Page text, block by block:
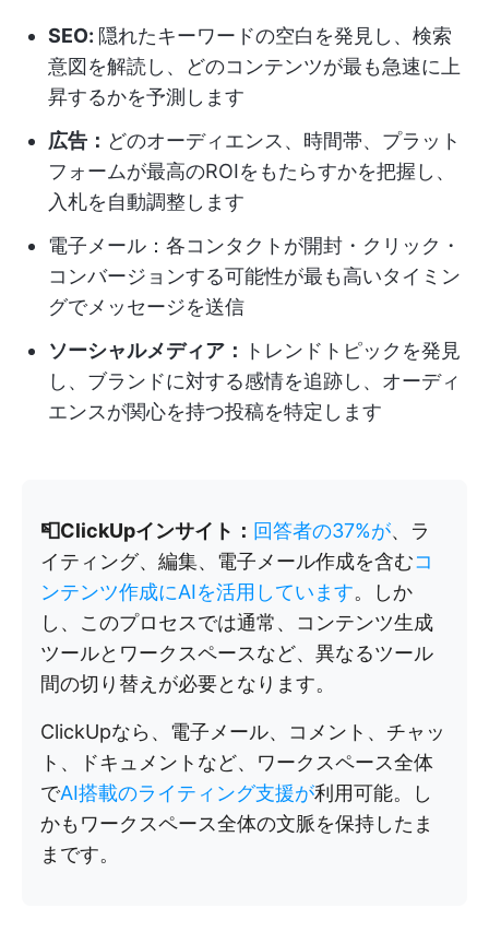
SEO: 隠れたキーワードの空白を発見し、検索
意図を解読し、どのコンテンツが最も急速に上
昇するかを予測します
広告： どのオーディエンス、時間帯、プラット
フォームが最高のROIをもたらすかを把握し、
入札を自動調整します
電子メール：各コンタクトが開封・クリック・
コンバージョンする可能性が最も高いタイミン
グでメッセージを送信
ソーシャルメディア：
トレンドトピックを発見
し、ブランドに対する感情を追跡し、オーディ
エンスが関心を持つ投稿を特定します
📮ClickUpインサイト： 回答者の37%が、ラ
イティング、編集、電子メール作成を含むコ
ンテンツ作成にAIを活用しています。しか
し、このプロセスでは通常、コンテンツ生成
ツールとワークスペースなど、異なるツール
間の切り替えが必要となります。
ClickUpなら、電子メール、コメント、チャッ
ト、ドキュメントなど、ワークスペース全体
でAI搭載のライティング支援が利用可能。し
かもワークスペース全体の文脈を保持したま
まです。